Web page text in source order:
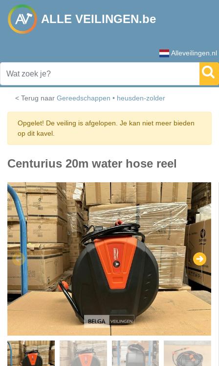
ALLE VEILINGEN.be
Alleveilingen.nl
< Terug naar Gereedschappen • heusden-zolder
Opgelet! De veiling is afgelopen. Je kan niet meer bieden
op dit kavel.
Centurius 20m water hose reel